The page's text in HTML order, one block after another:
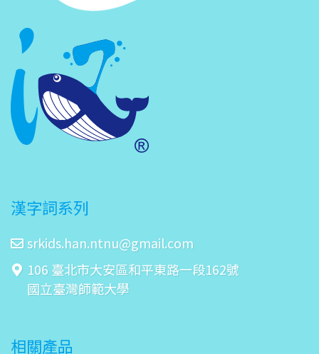
漢字詞系列
srkids.han.ntnu@gmail.com
106 臺北市大安區和平東路一段162號
國立臺灣師範大學
相關產品